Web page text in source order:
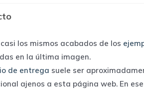
los mismos acabados de los
en la última imagen.
de entrega suele ser
ajenos a esta página web. En